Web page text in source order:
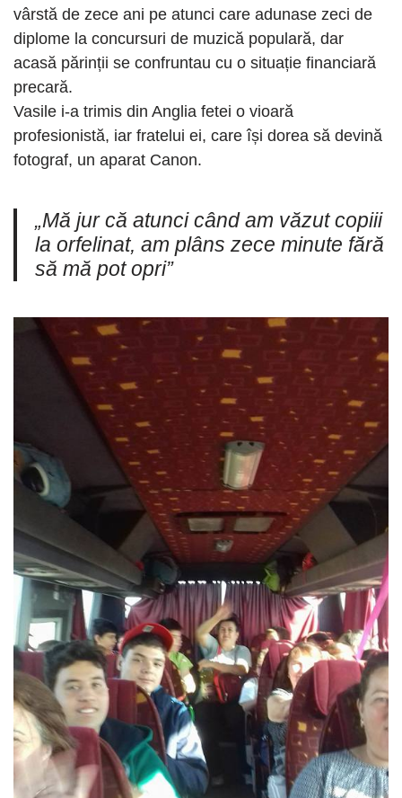
vârstă de zece ani pe atunci care adunase zeci de
diplome la concursuri de muzică populară, dar
acasă părinții se confruntau cu o situație financiară
precară.
Vasile i-a trimis din Anglia fetei o vioară
profesionistă, iar fratelui ei, care își dorea să devină
fotograf, un aparat Canon.
„Mă jur că atunci când am văzut copiii
la orfelinat, am plâns zece minute fără
să mă pot opri”